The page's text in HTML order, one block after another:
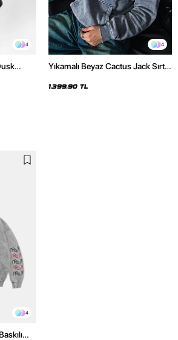
4 4
Yıkamalı Beyaz Cactus Jack Sırt
1.399,90 TL
4